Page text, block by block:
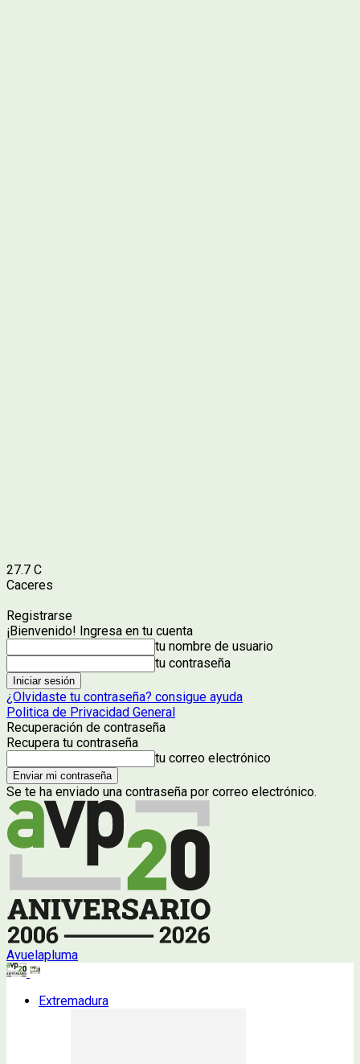
27.7 C
Caceres
Registrarse
¡Bienvenido! Ingresa en tu cuenta
tu nombre de usuario
tu contraseña
¿Olvidaste tu contraseña? consigue ayuda
Politica de Privacidad General
Recuperación de contraseña
Recupera tu contraseña
tu correo electrónico
Se te ha enviado una contraseña por correo electrónico.
Avuelapluma
Extremadura